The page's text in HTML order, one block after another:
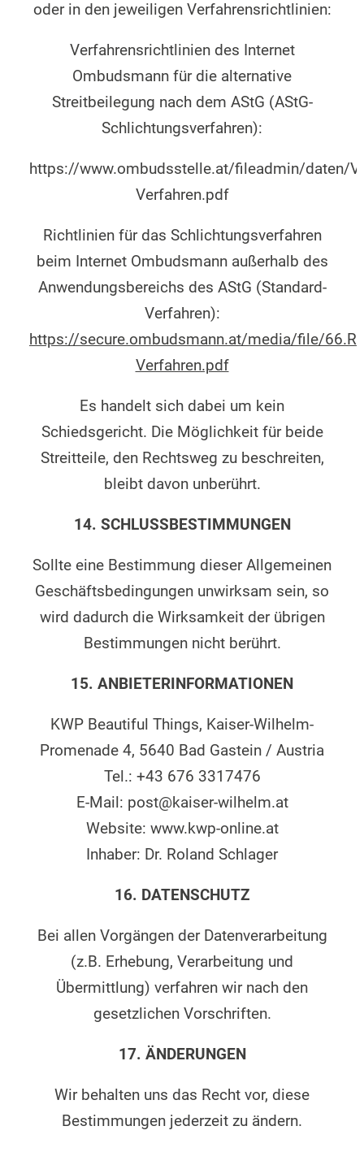
oder in den jeweiligen Verfahrensrichtlinien:
Verfahrensrichtlinien des Internet
Ombudsmann für die alternative
Streitbeilegung nach dem AStG (AStG-
Schlichtungsverfahren):
https://www.ombudsstelle.at/fileadmin/daten/
Verfahren.pdf
Richtlinien für das Schlichtungsverfahren
beim Internet Ombudsmann außerhalb des
Anwendungsbereichs des AStG (Standard-
Verfahren):
https://secure.ombudsmann.at/media/file/
Verfahren.pdf
Es handelt sich dabei um kein
Schiedsgericht. Die Möglichkeit für beide
Streitteile, den Rechtsweg zu beschreiten,
bleibt davon unberührt.
14. SCHLUSSBESTIMMUNGEN
Sollte eine Bestimmung dieser Allgemeinen
Geschäftsbedingungen unwirksam sein, so
wird dadurch die Wirksamkeit der übrigen
Bestimmungen nicht berührt.
15. ANBIETERINFORMATIONEN
KWP Beautiful Things, Kaiser-Wilhelm-
Promenade 4, 5640 Bad Gastein / Austria
Tel.: +43 676 3317476
E-Mail: post@kaiser-wilhelm.at
Website: www.kwp-online.at
Inhaber: Dr. Roland Schlager
16. DATENSCHUTZ
Bei allen Vorgängen der Datenverarbeitung
(z.B. Erhebung, Verarbeitung und
Übermittlung) verfahren wir nach den
gesetzlichen Vorschriften.
17. ÄNDERUNGEN
Wir behalten uns das Recht vor, diese
Bestimmungen jederzeit zu ändern.